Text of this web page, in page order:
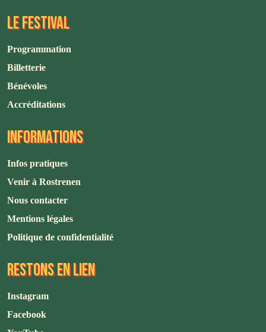
LE FESTIVAL
Programmation
Billetterie
Bénévoles
Accréditations
INFORMATIONS
Infos pratiques
Venir à Rostrenen
Nous contacter
Mentions légales
Politique de confidentialité
RESTONS EN LIEN
Instagram
Facebook